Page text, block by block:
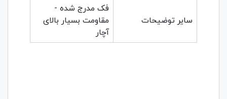
سایر توضیحات
فک مدرج شده -
مقاومت بسیار بالای
آچار